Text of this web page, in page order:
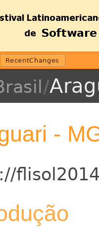
RecentChanges
/
-